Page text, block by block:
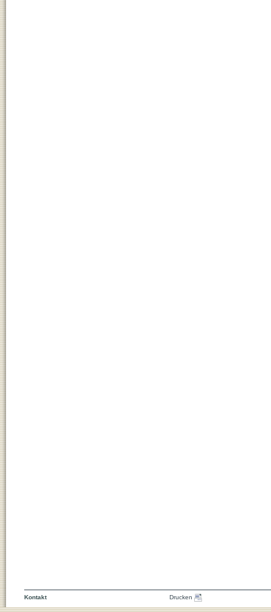
Kontakt Drucken